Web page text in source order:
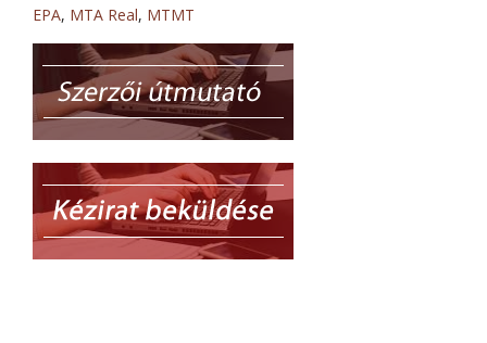
EPA, MTA Real, MTMT